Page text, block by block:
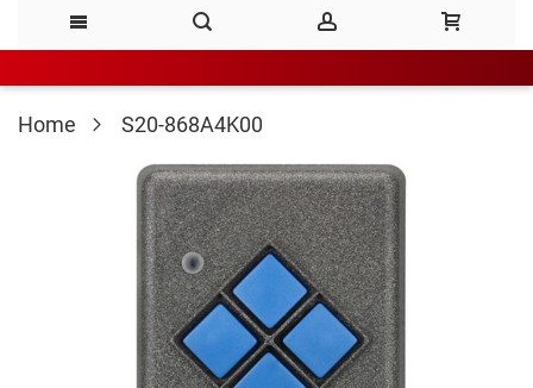
Inhalt
Home S20-868A4K00